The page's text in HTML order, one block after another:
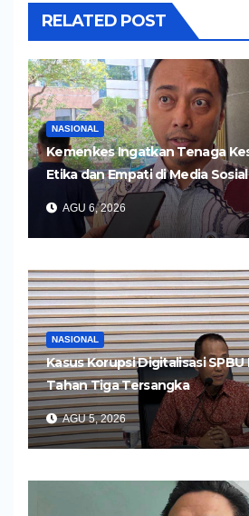
RELATED POST
NASIONAL
Kemenkes Ingatkan Tenaga
Etika dan Empati di Media Sosial
AGU 6, 2026
NASIONAL
Kasus Korupsi Digitalisasi SPBU
Tahan Tiga Tersangka
AGU 5, 2026